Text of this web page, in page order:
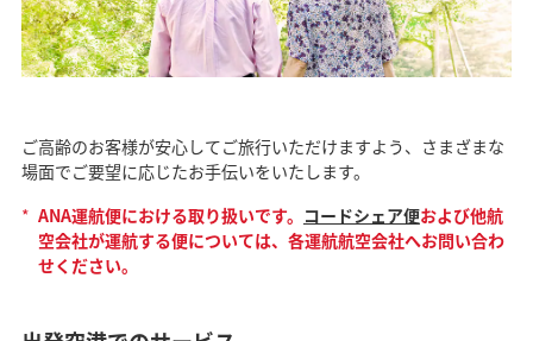
ご高齢のお客様が安心してご旅行いただけますよう、さまざまな
場面でご要望に応じたお手伝いをいたします。
* ANA運航便における取り扱いです。 コードシェア便および他航
空会社が運航する便については、各運航航空会社へお問い合わ
せください。